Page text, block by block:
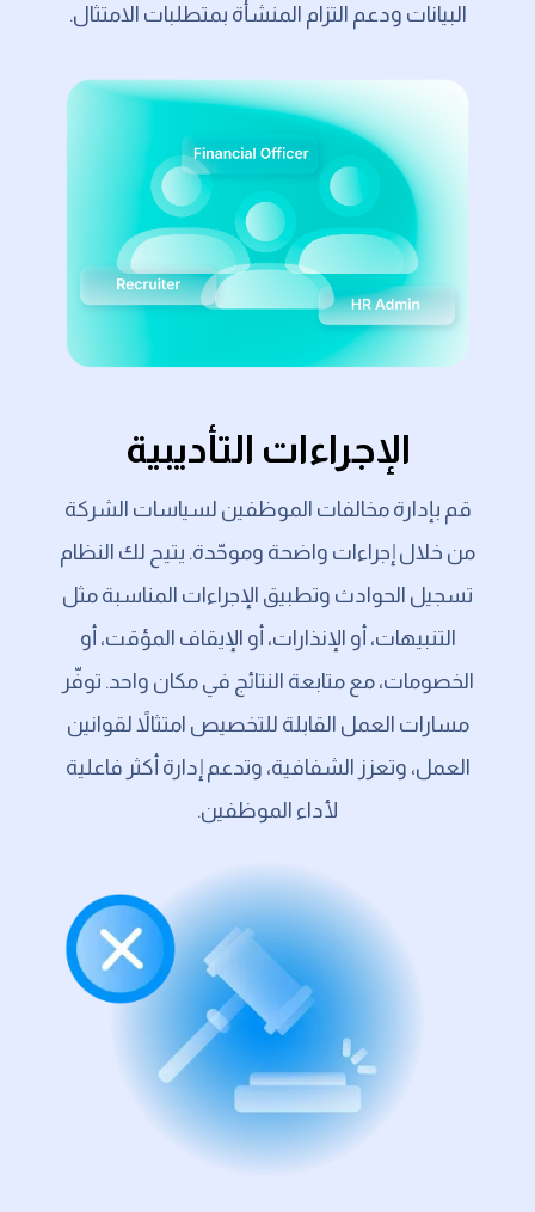
البيانات ودعم التزام المنشأة بمتطلبات الامتثال.
الإجراءات التأديبية
قم بإدارة مخالفات الموظفين لسياسات الشركة
من خلال إجراءات واضحة وموحّدة. يتيح لك النظام
تسجيل الحوادث وتطبيق الإجراءات المناسبة مثل
التنبيهات، أو الإنذارات، أو الإيقاف المؤقت، أو
الخصومات، مع متابعة النتائج في مكان واحد. توفّر
مسارات العمل القابلة للتخصيص امتثالاً لقوانين
العمل، وتعزز الشفافية، وتدعم إدارة أكثر فاعلية
لأداء الموظفين.